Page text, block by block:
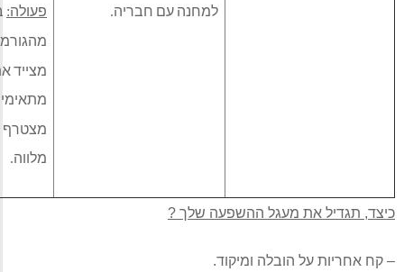
פעולה:בודק אישורי יציאה
.
מצייד את הבת באביזרים
במידת האפשר
מצטרף למחנה בתור אב
ההשפעה שלך?
ומיקוד.